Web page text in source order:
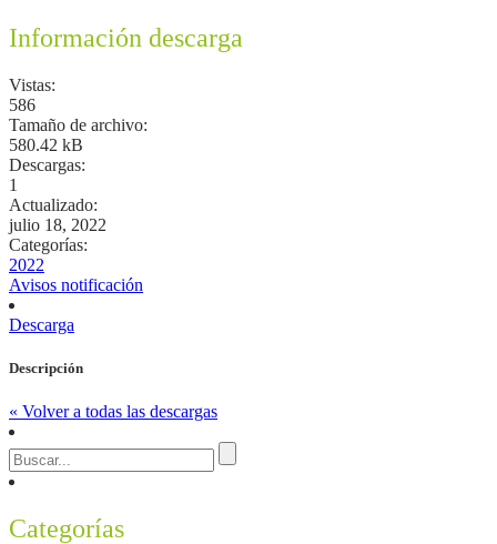
Información descarga
Vistas:
586
Tamaño de archivo:
580.42 kB
Descargas:
1
Actualizado:
julio 18, 2022
Categorías:
2022
Avisos notificación
Descarga
Descripción
« Volver a todas las descargas
Categorías